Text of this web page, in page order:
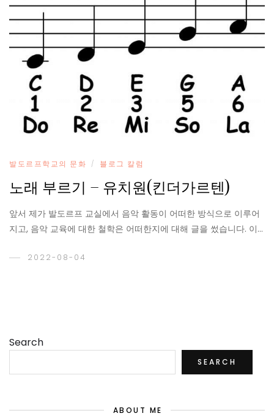
발도르프학교의 문화 / 블로그 칼럼
노래 부르기 – 유치원(킨더가르텐)
앞서 제가 발도르프 교실에서 음악 활동이 어떠한 방식으로 이루어
지고, 음악 교육에 대한 철학은 어떠한지에 대해 글을 썼습니다. 이…
2022-08-04
Search
SEARCH
ABOUT ME